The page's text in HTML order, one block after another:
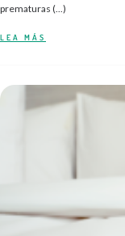
prematuras (...)
LEA MÁS